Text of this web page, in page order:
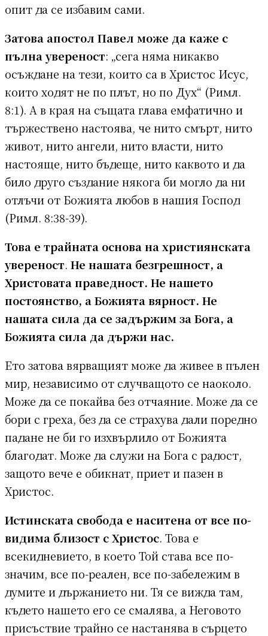
опит да се избавим сами.
Затова апостол Павел може да каже с
пълна увереност: „сега няма никакво
осъждане на тези, които са в Христос Исус,
които ходят не по плът, но по Дух“ (Римл.
8:1). А в края на същата глава емфатично и
тържествено настоява, че нито смърт, нито
живот, нито ангели, нито власти, нито
настояще, нито бъдеще, нито каквото и да
било друго създание някога би могло да ни
отлъчи от Божията любов в нашия Господ
(Римл. 8:38-39).
Това е трайната основа на християнската
увереност. Не нашата безгрешност, а
Христовата праведност. Не нашето
постоянство, а Божията вярност. Не
нашата сила да се задържим за Бога, а
Божията сила да държи нас.
Ето затова вярващият може да живее в пълен
мир, независимо от случващото се наоколо.
Може да се покайва без отчаяние. Може да се
бори с греха, без да се страхува дали поредно
падане не би го изхвърлило от Божията
благодат. Може да служи на Бога с радост,
защото вече е обикнат, приет и пазен в
Христос.
Истинската свобода е наситена от все по-
видима близост с Христос. Това е
всекидневието, в което Той става все по-
значим, все по-реален, все по-забележим в
думите и държанието ни. Тя се вижда там,
където нашето его се смалява, а Неговото
присъствие трайно се настанява в сърцето